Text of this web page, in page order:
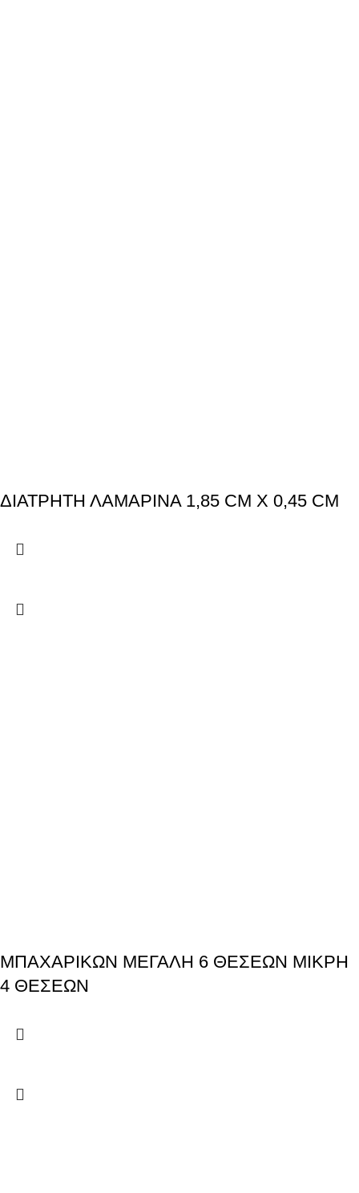
ΔΙΑΤΡΗΤΗ ΛΑΜΑΡΙΝΑ 1,85 CM X 0,45 CM
ΜΠΑΧΑΡΙΚΩΝ ΜΕΓΑΛΗ 6 ΘΕΣΕΩΝ ΜΙΚΡΗ
4 ΘΕΣΕΩΝ